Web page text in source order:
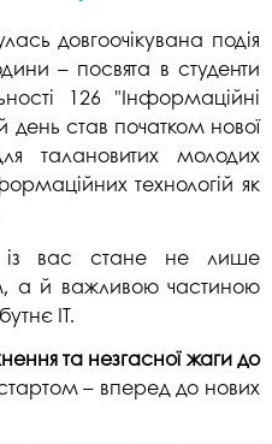
довгоочікувана подія
– посвята в студенти
126 "Інформаційні
день став початком нової
талановитих молодих
технологій як
вас стане не лише
а й важливою частиною
ІТ.
та незгасної жаги до
– вперед до нових